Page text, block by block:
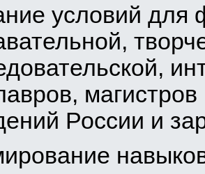
условий для
России и